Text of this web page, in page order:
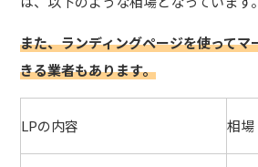
また、ランディングページを使ってマ
きる業者もあります。
LPの内容 相場